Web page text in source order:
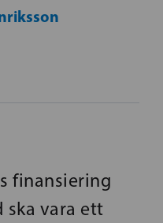
finansiering
ska vara ett